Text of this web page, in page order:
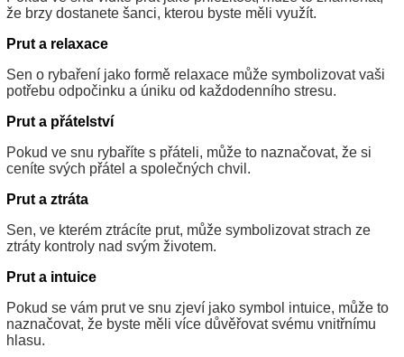
že brzy dostanete šanci, kterou byste měli využít.
Prut a relaxace
Sen o rybaření jako formě relaxace může symbolizovat vaši
potřebu odpočinku a úniku od každodenního stresu.
Prut a přátelství
Pokud ve snu rybaříte s přáteli, může to naznačovat, že si
ceníte svých přátel a společných chvil.
Prut a ztráta
Sen, ve kterém ztrácíte prut, může symbolizovat strach ze
ztráty kontroly nad svým životem.
Prut a intuice
Pokud se vám prut ve snu zjeví jako symbol intuice, může to
naznačovat, že byste měli více důvěřovat svému vnitřnímu
hlasu.